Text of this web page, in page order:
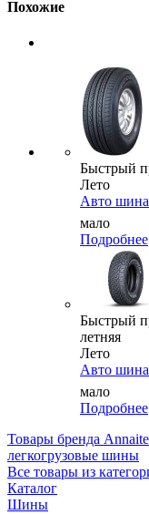
Похожие
Быстрый
Лето
Авто шина
мало
Подробнее
Быстрый
летняя
Лето
Авто шина
мало
Подробнее
Товары бренда
легкогрузовые шины
Все товары из
Каталог
Шины